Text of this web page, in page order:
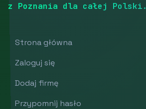
z Poznania dla całej Polski.
Strona główna
Zaloguj się
Dodaj firmę
Przypomnij hasło